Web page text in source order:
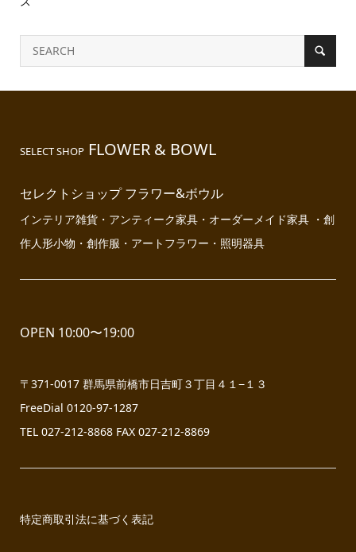
SELECT SHOP FLOWER & BOWL
セレクトショップ フラワー&ボウル
インテリア雑貨・アンティーク家具・オーダーメイド家具 ・創
作人形小物・創作服・アートフラワー・照明器具
OPEN 10:00〜19:00
〒371-0017 群馬県前橋市日吉町３丁目４１−１３
FreeDial 0120-97-1287
TEL 027-212-8868 FAX 027-212-8869
特定商取引法に基づく表記